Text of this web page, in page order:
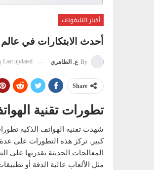
أخبار التليفونات
أحدث الابتكارات في عالم
By ع. الطاهري Last updated
Share
تطورات تقنية
شهدت تقنية الهواتف الذكية
كبير. تركز هذه التطورات على عدة
المعالجات الحديثة بقدرتها
مثل الألعاب عالية الدقة أو